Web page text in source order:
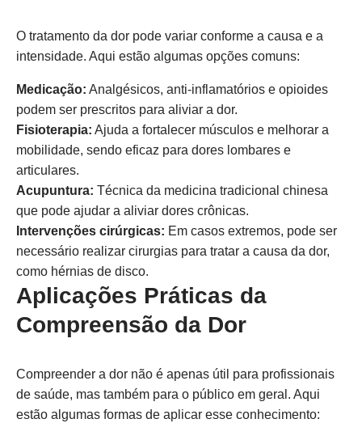
O tratamento da dor pode variar conforme a causa e a
intensidade. Aqui estão algumas opções comuns:
Medicação: Analgésicos, anti-inflamatórios e opioides
podem ser prescritos para aliviar a dor.
Fisioterapia: Ajuda a fortalecer músculos e melhorar a
mobilidade, sendo eficaz para dores lombares e
articulares.
Acupuntura: Técnica da medicina tradicional chinesa
que pode ajudar a aliviar dores crônicas.
Intervenções cirúrgicas: Em casos extremos, pode ser
necessário realizar cirurgias para tratar a causa da dor,
como hérnias de disco.
Aplicações Práticas da
Compreensão da Dor
Compreender a dor não é apenas útil para profissionais
de saúde, mas também para o público em geral. Aqui
estão algumas formas de aplicar esse conhecimento: